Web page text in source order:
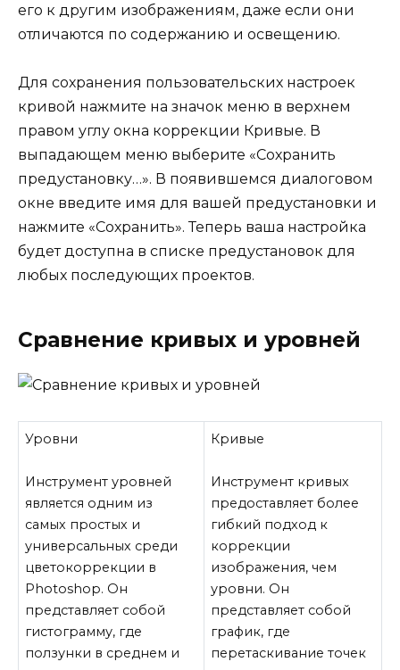
его к другим изображениям, даже если они
отличаются по содержанию и освещению.
Для сохранения пользовательских настроек
кривой нажмите на значок меню в верхнем
правом углу окна коррекции Кривые. В
выпадающем меню выберите «Сохранить
предустановку…». В появившемся диалоговом
окне введите имя для вашей предустановки и
нажмите «Сохранить». Теперь ваша настройка
будет доступна в списке предустановок для
любых последующих проектов.
Сравнение кривых и уровней
Уровни
Инструмент уровней
является одним из
самых простых и
универсальных среди
цветокоррекции в
Photoshop. Он
представляет собой
гистограмму, где
ползунки в среднем и
Кривые
Инструмент кривых
предоставляет более
гибкий подход к
коррекции
изображения, чем
уровни. Он
представляет собой
график, где
перетаскивание точек